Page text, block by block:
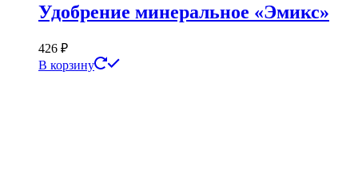
Удобрение минеральное «Эмикс»
426 ₽
В корзину